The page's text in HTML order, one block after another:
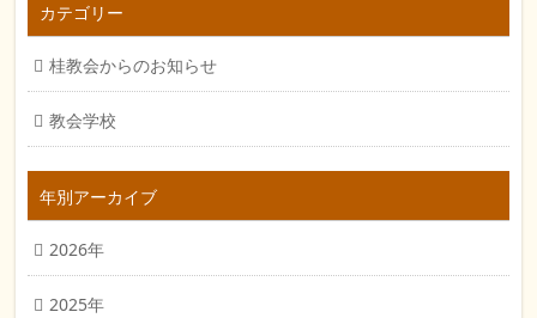
カテゴリー
桂教会からのお知らせ
教会学校
年別アーカイブ
2026年
2025年